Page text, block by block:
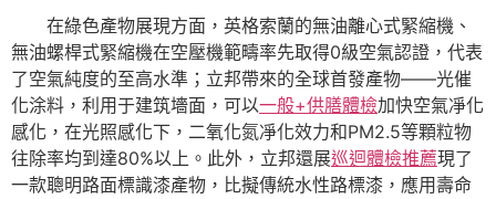
在綠色產物展現方面，英格索蘭的無油離心式緊縮機、
無油螺桿式緊縮機在空壓機範疇率先取得0級空氣認證，代表
了空氣純度的至高水準；立邦帶來的全球首發產物——光催
化涂料，利用于建筑墻面，可以一般+供膳體檢加快空氣凈化
感化，在光照感化下，二氧化氮凈化效力和PM2.5等顆粒物
往除率均到達80%以上。此外，立邦還展巡迴體檢推薦現了
一款聰明路面標識漆產物，比擬傳統水性路標漆，應用壽命